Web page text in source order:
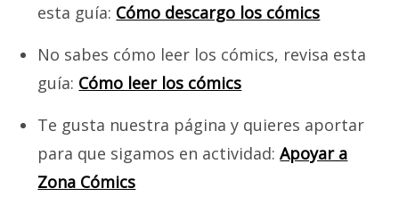
esta guía: Cómo descargo los cómics
No sabes cómo leer los cómics, revisa esta
guía: Cómo leer los cómics
Te gusta nuestra página y quieres aportar
para que sigamos en actividad:Apoyar a
Zona Cómics